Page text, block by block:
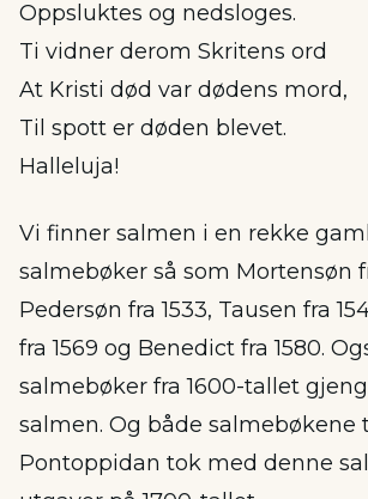
Oppsluktes og nedsloges.
Ti vidner derom Skritens ord
At Kristi død var dødens mord,
Til spott er døden blevet.
Halleluja!
Vi finner salmen i en rekke
salmebøker så som Mortensøn
Pedersøn fra 1533, Tausen fra
fra 1569 og Benedict fra 1580.
salmebøker fra 1600-tallet
salmen. Og både salmebøkene
Pontoppidan tok med denne